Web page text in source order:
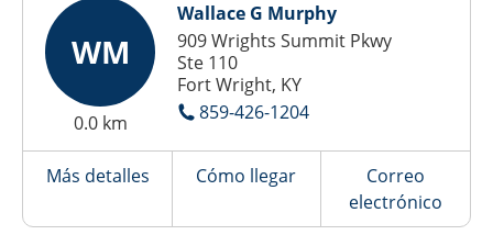
WM
0.0 km
Wallace G Murphy
909 Wrights Summit Pkwy
Ste 110
Fort Wright, KY
859-426-1204
Más detalles Cómo llegar
Correo
electrónico